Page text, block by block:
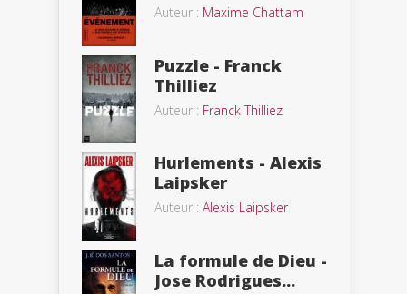
Auteur : Maxime Chattam
Puzzle - Franck
Thilliez
Auteur : Franck Thilliez
Hurlements - Alexis
Laipsker
Auteur : Alexis Laipsker
La formule de Dieu -
Jose Rodrigues...